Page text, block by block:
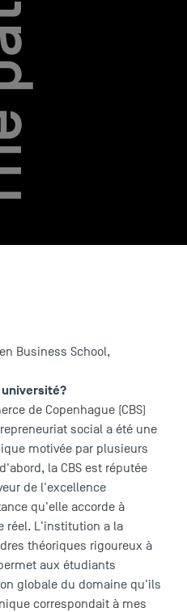
Business School,
de Copenhague (CBS)
social a été une
motivée par plusieurs
la CBS est réputée
de l'excellence
qu'elle accorde à
réel. L'institution a la
théoriques rigoureux à
aux étudiants
globale du domaine qu'ils
correspondait à mes